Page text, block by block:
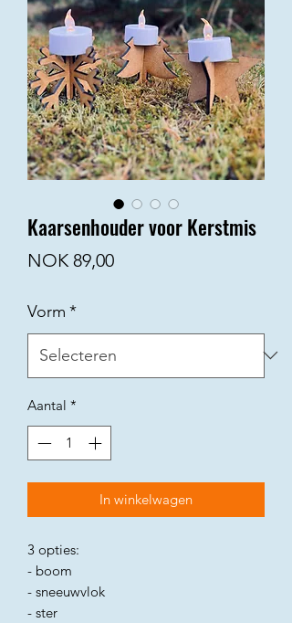
Kaarsenhouder voor Kerstmis
NOK 89,00Prijs
Vorm *
Aantal *
In winkelwagen
3 opties:
- boom
- sneeuwvlok
- ster